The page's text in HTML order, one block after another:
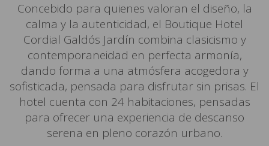
Concebido para quienes valoran el diseño, la
calma y la autenticidad, el Boutique Hotel
Cordial Galdós Jardín combina clasicismo y
contemporaneidad en perfecta armonía,
dando forma a una atmósfera acogedora y
sofisticada, pensada para disfrutar sin prisas. El
hotel cuenta con 24 habitaciones, pensadas
para ofrecer una experiencia de descanso
serena en pleno corazón urbano.